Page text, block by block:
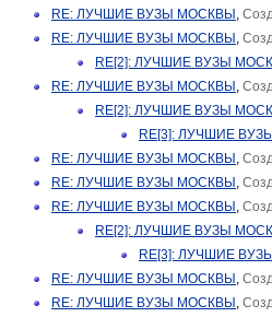
RE: ЛУЧШИЕ ВУЗЫ МОСКВЫ ,
RE: ЛУЧШИЕ ВУЗЫ МОСКВЫ ,
RE[2]: ЛУЧШИЕ ВУЗЫ
RE: ЛУЧШИЕ ВУЗЫ МОСКВЫ ,
RE[2]: ЛУЧШИЕ ВУЗЫ
RE[3]: ЛУЧШИЕ
RE: ЛУЧШИЕ ВУЗЫ МОСКВЫ ,
RE: ЛУЧШИЕ ВУЗЫ МОСКВЫ ,
RE: ЛУЧШИЕ ВУЗЫ МОСКВЫ ,
RE[2]: ЛУЧШИЕ ВУЗЫ
RE[3]: ЛУЧШИЕ
RE: ЛУЧШИЕ ВУЗЫ МОСКВЫ ,
RE: ЛУЧШИЕ ВУЗЫ МОСКВЫ ,